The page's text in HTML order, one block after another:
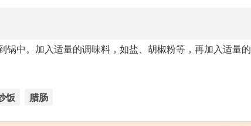
中。加入适量的调味料，如盐、胡椒粉等，再加入适量的
饭 腊肠